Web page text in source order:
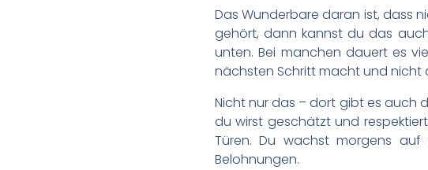
Das Wunderbare daran ist, dass
gehört, dann kannst du das
unten. Bei manchen dauert es
nächsten Schritt macht und nicht
Nicht nur das – dort gibt es auch
du wirst geschätzt und
Türen. Du wachst morgens
Belohnungen.